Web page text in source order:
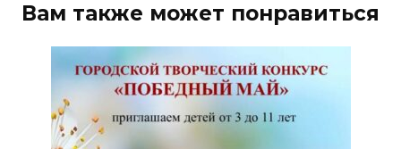
Вам также может понравиться